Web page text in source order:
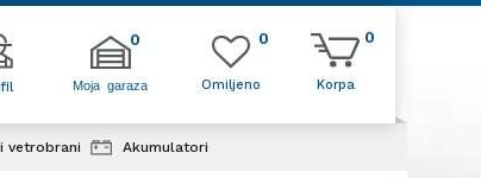
Moja garaza
0
Korpa
0
Omiljeno
0
vetrobrani Akumulatori